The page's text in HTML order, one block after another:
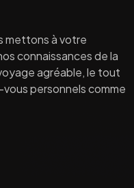
mettons à votre
connaissances de la
agréable, le tout
vous personnels comme